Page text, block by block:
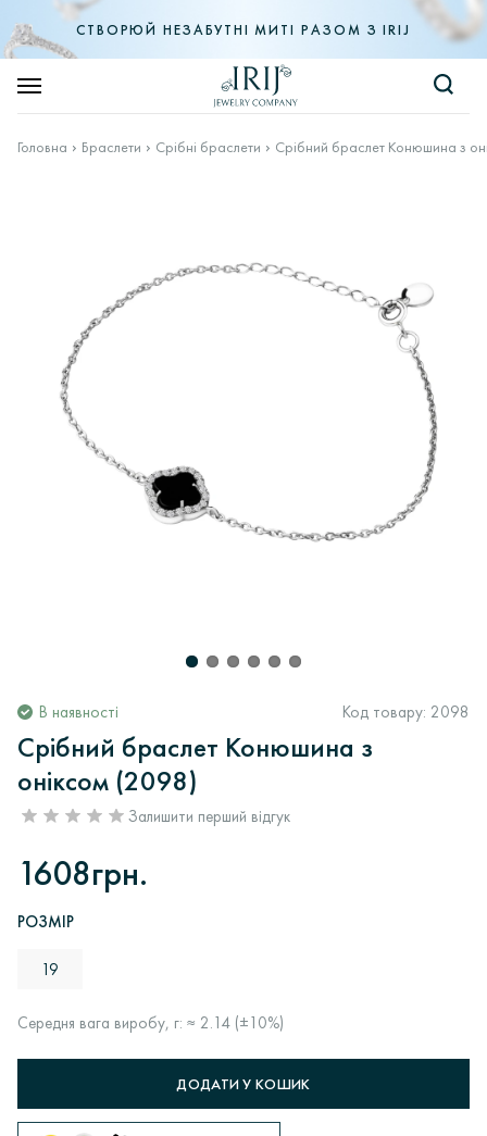
СТВОРЮЙ НЕЗАБУТНІ МИТІ РАЗОМ З IRIJ
Головна Браслети Срібні браслети Срібний браслет Конюшина з
В наявності Код товару: 2098
Срібний браслет Конюшина з
оніксом (2098)
Залишити перший відгук
1608грн.
РОЗМІР
19
Середня вага виробу, г: ≈ 2.14 (±10%)
ДОДАТИ У КОШИК